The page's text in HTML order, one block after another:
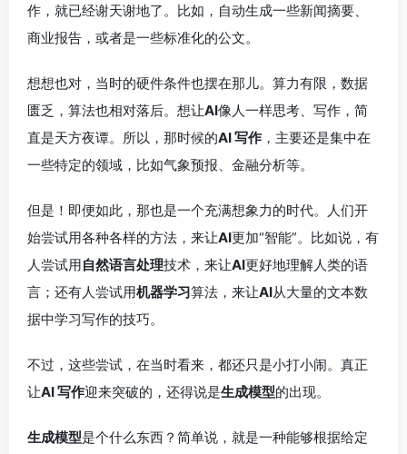
作，就已经谢天谢地了。比如，自动生成一些新闻摘要、
商业报告，或者是一些标准化的公文。
想想也对，当时的硬件条件也摆在那儿。算力有限，数据
匮乏，算法也相对落后。想让AI像人一样思考、写作，简
直是天方夜谭。所以，那时候的AI 写作 ，主要还是集中在
一些特定的领域，比如气象预报、金融分析等。
但是！即便如此，那也是一个充满想象力的时代。人们开
始尝试用各种各样的方法，来让AI更加“智能”。比如说，有
人尝试用自然语言处理技术，来让AI更好地理解人类的语
言；还有人尝试用机器学习算法，来让AI从大量的文本数
据中学习写作的技巧。
不过，这些尝试，在当时看来，都还只是小打小闹。真正
让AI 写作迎来突破的，还得说是生成模型的出现。
生成模型是个什么东西？简单说，就是一种能够根据给定